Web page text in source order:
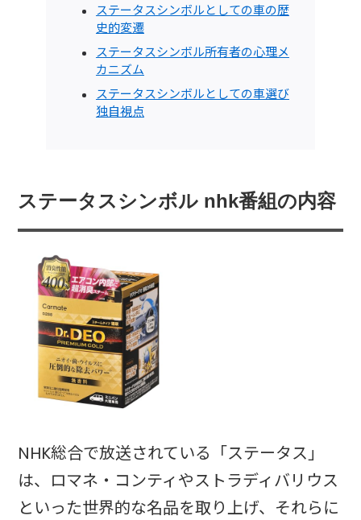
ステータスシンボルとしての車の歴
史的変遷
ステータスシンボル所有者の心理メ
カニズム
ステータスシンボルとしての車選び
独自視点
ステータスシンボル nhk番組の内容
NHK総合で放送されている「ステータス」
は、ロマネ・コンティやストラディバリウス
といった世界的な名品を取り上げ、それらに